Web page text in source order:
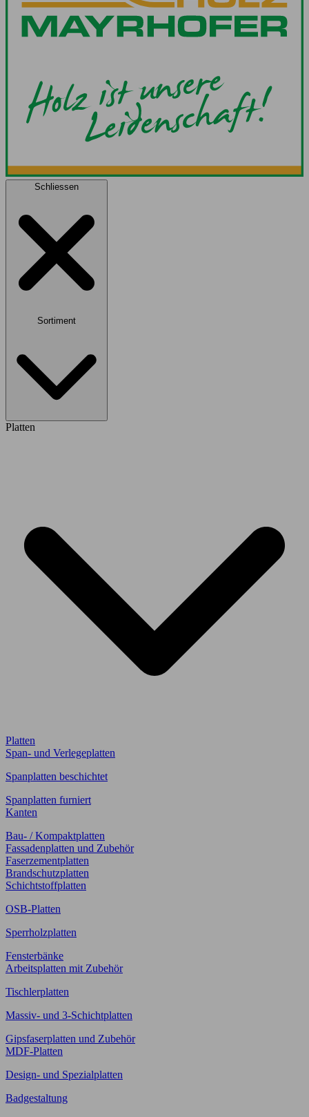
Schliessen
Sortiment
Platten
Platten
Span- und Verlegeplatten
Spanplatten beschichtet
Spanplatten furniert
Kanten
Bau- / Kompaktplatten
Fassadenplatten und Zubehör
Faserzementplatten
Brandschutzplatten
Schichtstoffplatten
OSB-Platten
Sperrholzplatten
Fensterbänke
Arbeitsplatten mit Zubehör
Tischlerplatten
Massiv- und 3-Schichtplatten
Gipsfaserplatten und Zubehör
MDF-Platten
Design- und Spezialplatten
Badgestaltung